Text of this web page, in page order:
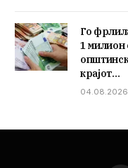
Го
1 милион
крајот…
04.08.2026